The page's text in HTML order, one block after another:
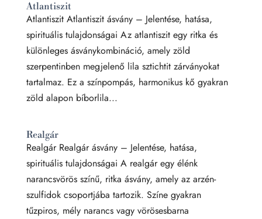
Atlantiszit
Atlantiszit Atlantiszit ásvány – Jelentése, hatása,
spirituális tulajdonságai Az atlantiszit egy ritka és
különleges ásványkombináció, amely zöld
szerpentinben megjelenő lila sztichtit zárványokat
tartalmaz. Ez a színpompás, harmonikus kő gyakran
zöld alapon bíborlila...
Realgár
Realgár Realgár ásvány – Jelentése, hatása,
spirituális tulajdonságai A realgár egy élénk
narancsvörös színű, ritka ásvány, amely az arzén-
szulfidok csoportjába tartozik. Színe gyakran
tűzpiros, mély narancs vagy vörösesbarna